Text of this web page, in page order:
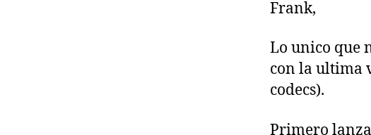
Frank,
Lo unico que
con la ultima
codecs).
Primero